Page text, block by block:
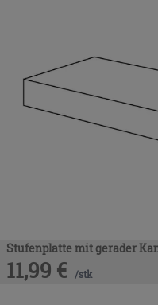
Stufenplatte mit gerader
11,99 € /stk